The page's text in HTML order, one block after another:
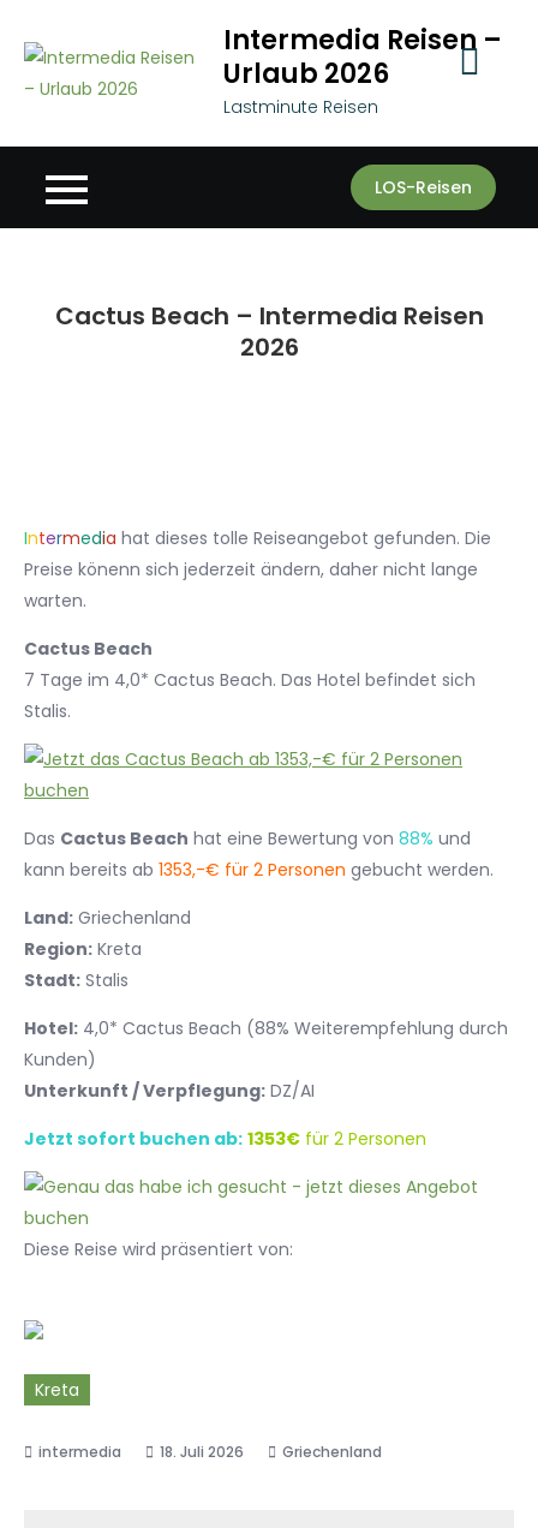
content
Intermedia Reisen –
Urlaub 2026
Lastminute Reisen
LOS-Reisen
Cactus Beach – Intermedia Reisen
2026
Intermedia hat dieses tolle Reiseangebot gefunden. Die
Preise könenn sich jederzeit ändern, daher nicht lange
warten.
Cactus Beach
7 Tage im 4,0* Cactus Beach. Das Hotel befindet sich
Stalis.
Das Cactus Beach hat eine Bewertung von 88% und
kann bereits ab 1353,-€ für 2 Personen gebucht werden.
Land: Griechenland
Region: Kreta
Stadt: Stalis
Hotel: 4,0* Cactus Beach (88% Weiterempfehlung durch
Kunden)
Unterkunft / Verpflegung: DZ/AI
Jetzt sofort buchen ab: 1353€ für 2 Personen
Diese Reise wird präsentiert von:
Kreta
18. Juli 2026 Griechenland